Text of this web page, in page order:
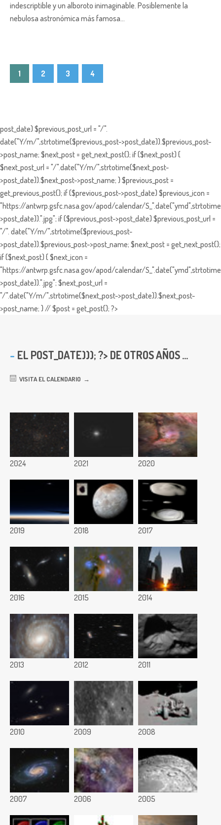
indescriptible y un alboroto inimaginable. Posiblemente la
nebulosa astronómica más famosa…
1 2 3 4
post_date) $previous_post_url = "/".
date("Y/m/",strtotime($previous_post->post_date)).$previous_post-
>post_name; $next_post = get_next_post(); if ($next_post) {
$next_post_url = "/".date("Y/m/",strtotime($next_post-
>post_date)).$next_post->post_name; } $previous_post =
get_previous_post(); if ($previous_post->post_date) $previous_icon =
"https://antwrp.gsfc.nasa.gov/apod/calendar/
>post_date)).".jpg"; if ($previous_post->post_date) $previous_post_url =
"/". date("Y/m/",strtotime($previous_post-
>post_date)).$previous_post->post_name; $next_post = get_next_post();
if ($next_post) { $next_icon =
"https://antwrp.gsfc.nasa.gov/apod/calendar/
>post_date)).".jpg"; $next_post_url =
"/".date("Y/m/",strtotime($next_post->post_date)).$next_post-
>post_name; } // $post = get_post(); ?>
EL POST_DATE))); ?> DE OTROS AÑOS ...
VISITA EL CALENDARIO
2024 2021 2020
2019 2018 2017
2016 2015 2014
2013 2012 2011
2010 2009 2008
2007 2006 2005